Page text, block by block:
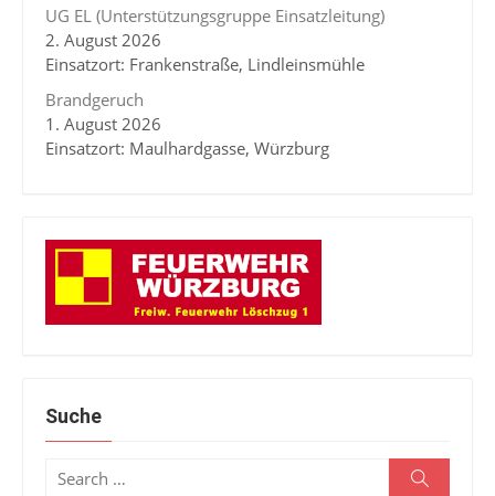
UG EL (Unterstützungsgruppe Einsatzleitung)
2. August 2026
Einsatzort: Frankenstraße, Lindleinsmühle
Brandgeruch
1. August 2026
Einsatzort: Maulhardgasse, Würzburg
Suche
Search